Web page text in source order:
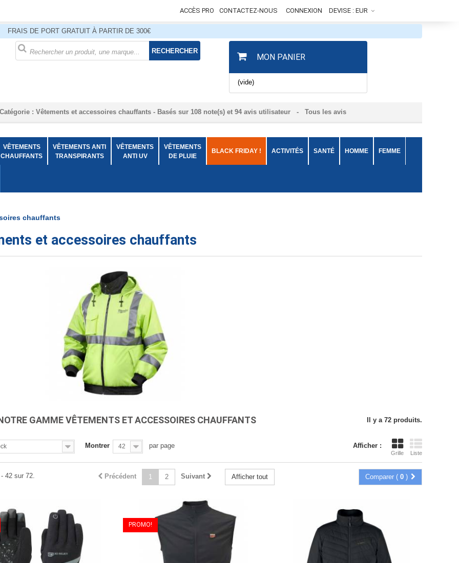
DEVISE : EUR
CONNEXION
ACCÈS PRO CONTACTEZ-NOUS
FRAIS DE PORT GRATUIT À PARTIR DE 300€
RECHERCHER
MON PANIER
(vide)
Catégorie : Vêtements et accessoires chauffants - Basés sur 108 note(s) et 94 avis utilisateur - Tous les avis
VÊTEMENTS
CHAUFFANTS
VÊTEMENTS ANTI
TRANSPIRANTS
VÊTEMENTS
ANTI UV
VÊTEMENTS
DE PLUIE
BLACK FRIDAY ! ACTIVITÉS SANTÉ HOMME FEMME
chauffants
et accessoires chauffants
GAMME VÊTEMENTS ET ACCESSOIRES CHAUFFANTS Il y a 72 produits.
Afficher :
Grille Liste
Montrer 42 par page
Comparer ( 0 )
Afficher tout
Précédent 1 2 Suivant
42 sur 72.
PROMO!